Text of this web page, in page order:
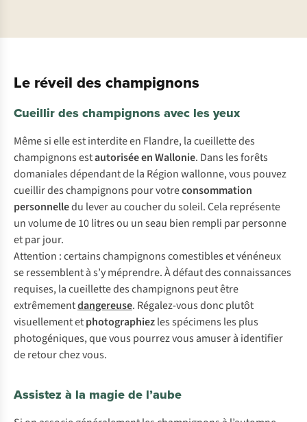
Le réveil des champignons
Cueillir des champignons avec les yeux
Mêmesielleestinterditeen Flandre,lacueillettedes
champignonsestautoriséeenWallonie. Dans lesforêts
domanialesdépendantde la Régionwallonne,vous pouvez
cueillirdeschampignons pourvotreconsommation
personnelledu leveraucoucherdusoleil.Cela représente
unvolumede 10litresou unseau bien rempli parpersonne
etparjour.
Attention :certainschampignonscomestiblesetvénéneux
seressemblentàs’yméprendre.Àdéfautdesconnaissances
requises,lacueillettedeschampignons peutêtre
extrêmementdangereuse. Régalez-vousdoncplutôt
visuellementetphotographiezlesspécimens les plus
photogéniques,quevous pourrezvous amuserà identifier
deretourchezvous.
Assistez à la magie de l’aube